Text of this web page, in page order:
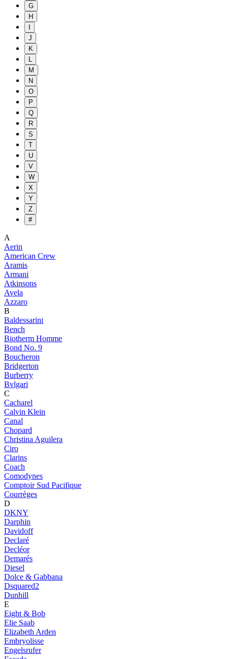
G
H
J
K
L
M
N
O
P
Q
R
S
T
U
V
W
X
Y
Z
#
A
Aerin
American Crew
Aramis
Armani
Atkinsons
Avela
Azzaro
B
Baldessarini
Bench
Biotherm Homme
Bond No. 9
Boucheron
Bridgerton
Burberry
Bvlgari
C
Cacharel
Calvin Klein
Canal
Chopard
Christina Aguilera
Ciro
Clarins
Coach
Comodynes
Comptoir Sud Pacifique
Courrèges
D
DKNY
Darphin
Davidoff
Declaré
Decléor
Demarés
Diesel
Dolce & Gabbana
Dsquared2
Dunhill
E
Eight & Bob
Elie Saab
Elizabeth Arden
Embryolisse
Engelsrufer